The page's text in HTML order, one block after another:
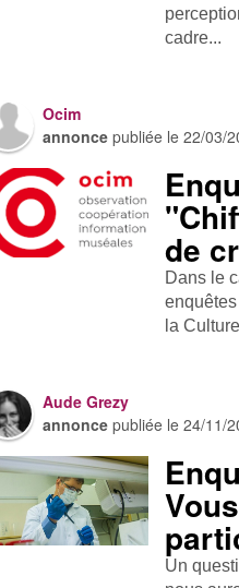
cadre...
Ocim
annonce publiée le22/03/
de
Dans le
la
Aude Grezy
annonce publiée le24/11/
Un